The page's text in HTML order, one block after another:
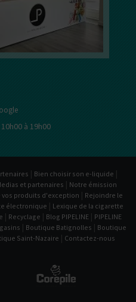
à 19h00
| Bien choisir son e-liquide |
et partenaires | Notre émission
vos produits d'exception | Rejoindre le
électronique | Lexique de la cigarette
| Recyclage | Blog PIPELINE | PIPELINE
| Boutique Batignolles | Boutique
Saint-Nazaire | Contactez-nous